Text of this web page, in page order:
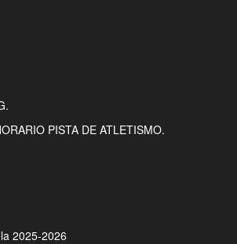
PISTA DE ATLETISMO.
2025-2026